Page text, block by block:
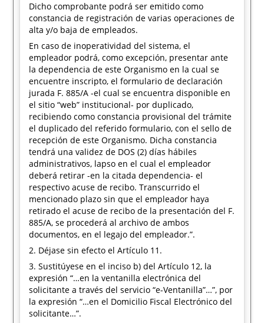
Dicho comprobante podrá ser emitido como
constancia de registración de varias operaciones de
alta y/o baja de empleados.
En caso de inoperatividad del sistema, el
empleador podrá, como excepción, presentar ante
la dependencia de este Organismo en la cual se
encuentre inscripto, el formulario de declaración
jurada F. 885/A -el cual se encuentra disponible en
el sitio “web” institucional- por duplicado,
recibiendo como constancia provisional del trámite
el duplicado del referido formulario, con el sello de
recepción de este Organismo. Dicha constancia
tendrá una validez de DOS (2) días hábiles
administrativos, lapso en el cual el empleador
deberá retirar -en la citada dependencia- el
respectivo acuse de recibo. Transcurrido el
mencionado plazo sin que el empleador haya
retirado el acuse de recibo de la presentación del F.
885/A, se procederá al archivo de ambos
documentos, en el legajo del empleador.”.
2. Déjase sin efecto el Artículo 11.
3. Sustitúyese en el inciso b) del Artículo 12, la
expresión “…en la ventanilla electrónica del
solicitante a través del servicio “e-Ventanilla”…”, por
la expresión “…en el Domicilio Fiscal Electrónico del
solicitante…”.